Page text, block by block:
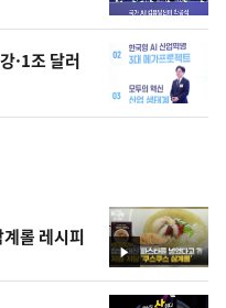
·1조 달러
영
상
롤 레시피